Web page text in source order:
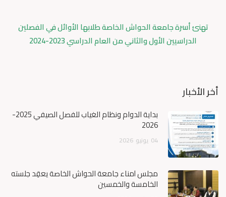
تهنئ أسرة جامعة الحواش الخاصة طلابها الأوائل في الفصلين
الدراسيين الأول والثاني من العام الدراسي 2023-2024
أخر الأخبار
بداية الدوام ونظام الغياب للفصل الصيفي 2025-
2026
04 يونيو 2026
مجلس أمناء جامعة الحواش الخاصة يعقِد جلسته
الخامسة والخمسين